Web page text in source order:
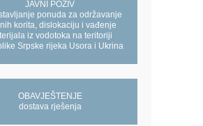
JAVNI POZIV
ponuda za održavanje
korita, dislokaciju i vađenje
iz vodotoka na teritoriji
Srpske rijeka Usora i Ukrina
OBAVJEŠTENJE
dostava rješenja